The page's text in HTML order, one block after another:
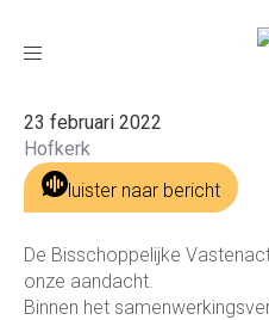
Toggle
Vastenactie
23 februari 2022
Hofkerk
luister naar bericht
De Bisschoppelijke
onze aandacht.
Binnen het